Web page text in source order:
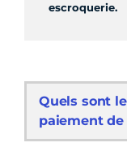
escroquerie.
Quels sont
paiement